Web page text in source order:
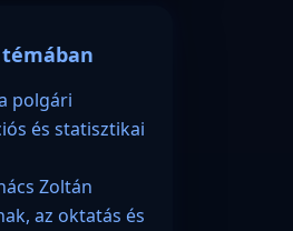
polgári
és statisztikai
Zoltán
az oktatás és